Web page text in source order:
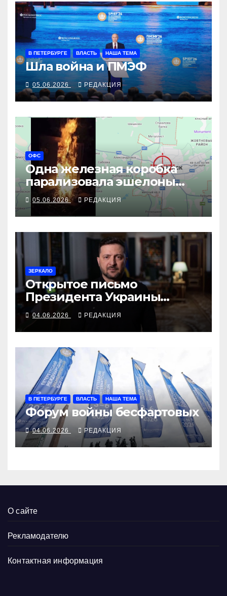
В ПЕТЕРБУРГЕ ВЛАСТЬ НАША ТЕМА
Шла война и ПМЭФ
05.06.2026 РЕДАКЦИЯ
ОФС
Одна железная коробка
парализовала эшелоны
оккупантов
05.06.2026 РЕДАКЦИЯ
ЗЕРКАЛО
Открытое письмо
Президента Украины
Президенту Российской
Федерации
04.06.2026 РЕДАКЦИЯ
В ПЕТЕРБУРГЕ ВЛАСТЬ НАША ТЕМА
Форум войны бесфартовых
04.06.2026 РЕДАКЦИЯ
О сайте
Рекламодателю
Контактная информация